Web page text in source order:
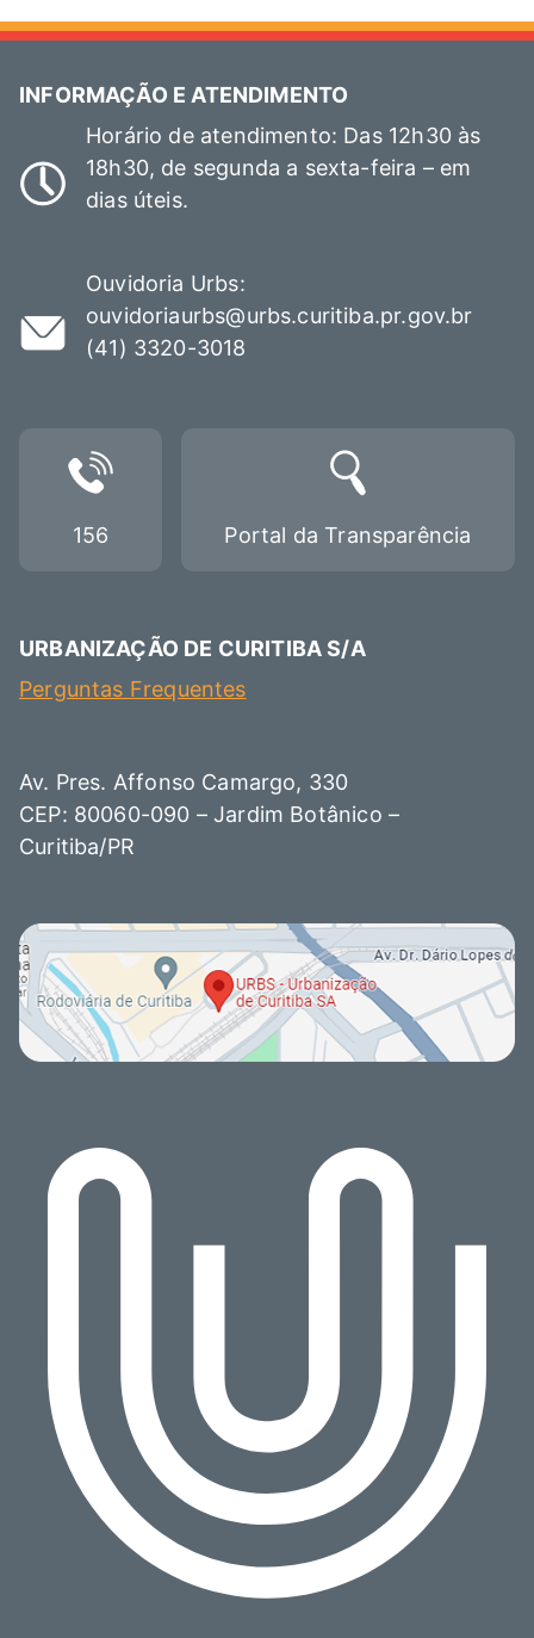
INFORMAÇÃO E ATENDIMENTO
Horário de atendimento: Das 12h30 às
18h30, de segunda a sexta-feira – em
dias úteis.
Ouvidoria Urbs:
ouvidoriaurbs@urbs.curitiba.pr.gov.br
(41) 3320-3018
156 Portal da Transparência
URBANIZAÇÃO DE CURITIBA S/A
Perguntas Frequentes
Av. Pres. Affonso Camargo, 330
CEP: 80060-090 – Jardim Botânico –
Curitiba/PR